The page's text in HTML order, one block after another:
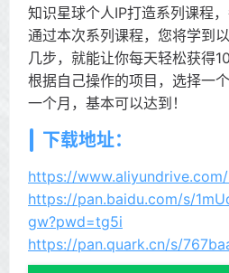
知识星球个人IP打造系列课程
通过本次系列课程，您将学到
几步，就能让你每天轻松获得
根据自己操作的项目，选择一
一个月，基本可以达到！
下载地址：
https://www.aliyundrive.com/
https://pan.baidu.com/s/
gw?pwd=tg5i
https://pan.quark.cn/s/